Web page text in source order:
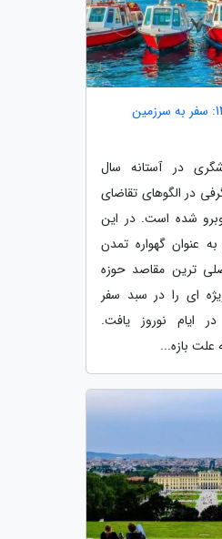
تور یونان نوروز 1405: سفر به سرزمین
در آستانه سال
شگرفی در الگوهای تقاضای
شده است. در این
عنوان گهواره تمدن
ترین مقاصد حوزه
ای را در سبد سفر
در ایام نوروز یافت.
علت بازه...